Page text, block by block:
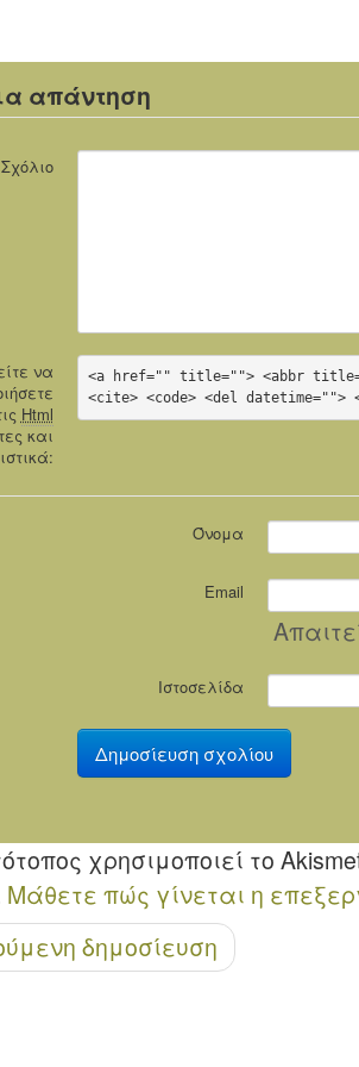
7039
απάντηση
Σχόλιο
να
Html
και
<a href="" title=""> <abbr
<cite> <code> <del datetime="">
Όνομα
Email
Ιστοσελίδα
χρησιμοποιεί το
Μάθετε πώς γίνεται η
δημοσίευση